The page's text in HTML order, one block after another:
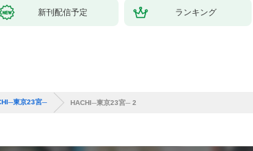
新刊配信予定 ランキング
東京23宮─ HACHI─東京23宮─ 2